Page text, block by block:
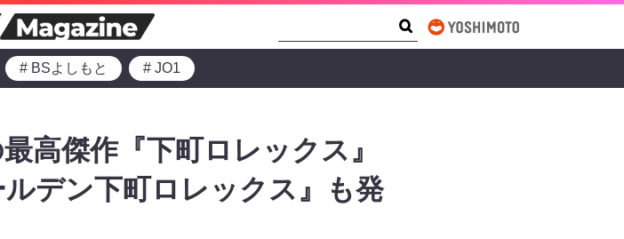
# BSよしもと # JO1
高傑作『下町ロレックス』
デン下町ロレックス』も発